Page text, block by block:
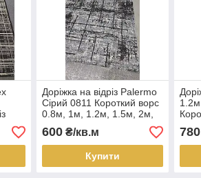
Доріжка на відріз Palermo
Сірий 0811 Короткий ворс
0.8м, 1м, 1.2м, 1.5м, 2м,
2.5м, 3м, 4м
600₴/кв.м
Купити
780